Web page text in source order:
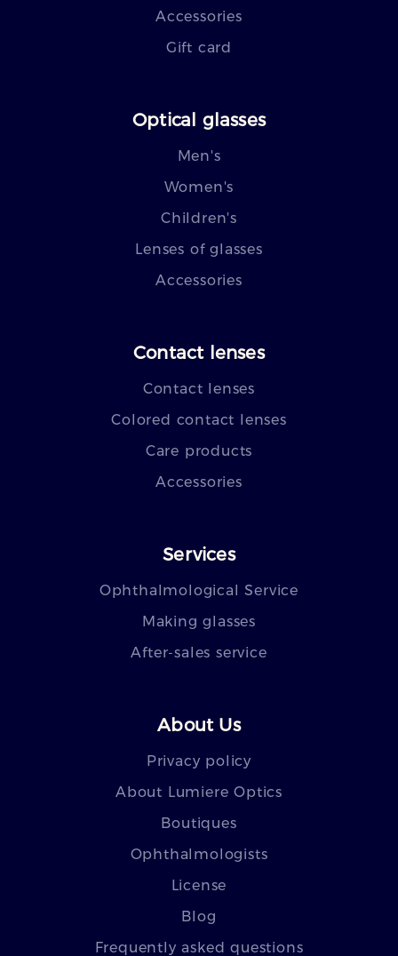
Accessories
Gift card
Optical glasses
Men's
Women's
Children's
Lenses of glasses
Accessories
Contact lenses
Contact lenses
Colored contact lenses
Care products
Accessories
Services
Ophthalmological Service
Making glasses
After-sales service
About Us
Privacy policy
About Lumiere Optics
Boutiques
Ophthalmologists
License
Blog
Frequently asked questions